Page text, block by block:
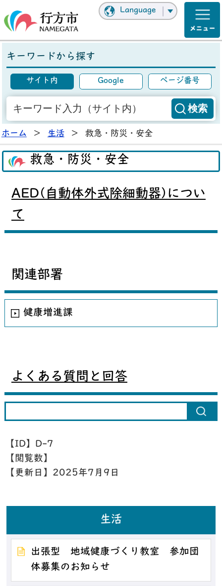
Language
キーワードから探す
サイト内 Google ページ番号
ホーム > 生活 > 救急・防災・安全
救急・防災・安全
AED(自動体外式除細動器)につい
て
関連部署
健康増進課
よくある質問と回答
【ID】 D-7
【閲覧数】
【更新日】 2025年7月9日
生活
出張型 地域健康づくり教室 参加団
体募集のお知らせ